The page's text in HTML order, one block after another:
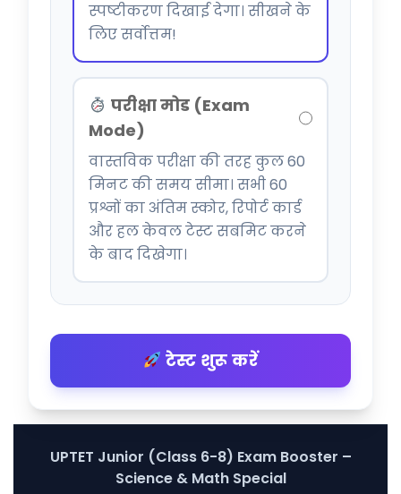
स्पष्टीकरण दिखाई देगा। सीखने के
लिए सर्वोत्तम!
परीक्षा मोड (Exam
Mode)
वास्तविक परीक्षा की तरह कुल 60
मिनट की समय सीमा। सभी 60
प्रश्नों का अंतिम स्कोर, रिपोर्ट कार्ड
और हल केवल टेस्ट सबमिट करने
के बाद दिखेगा।
टेस्ट शुरू करें
UPTET Junior (Class 6-8) Exam Booster –
Science & Math Special